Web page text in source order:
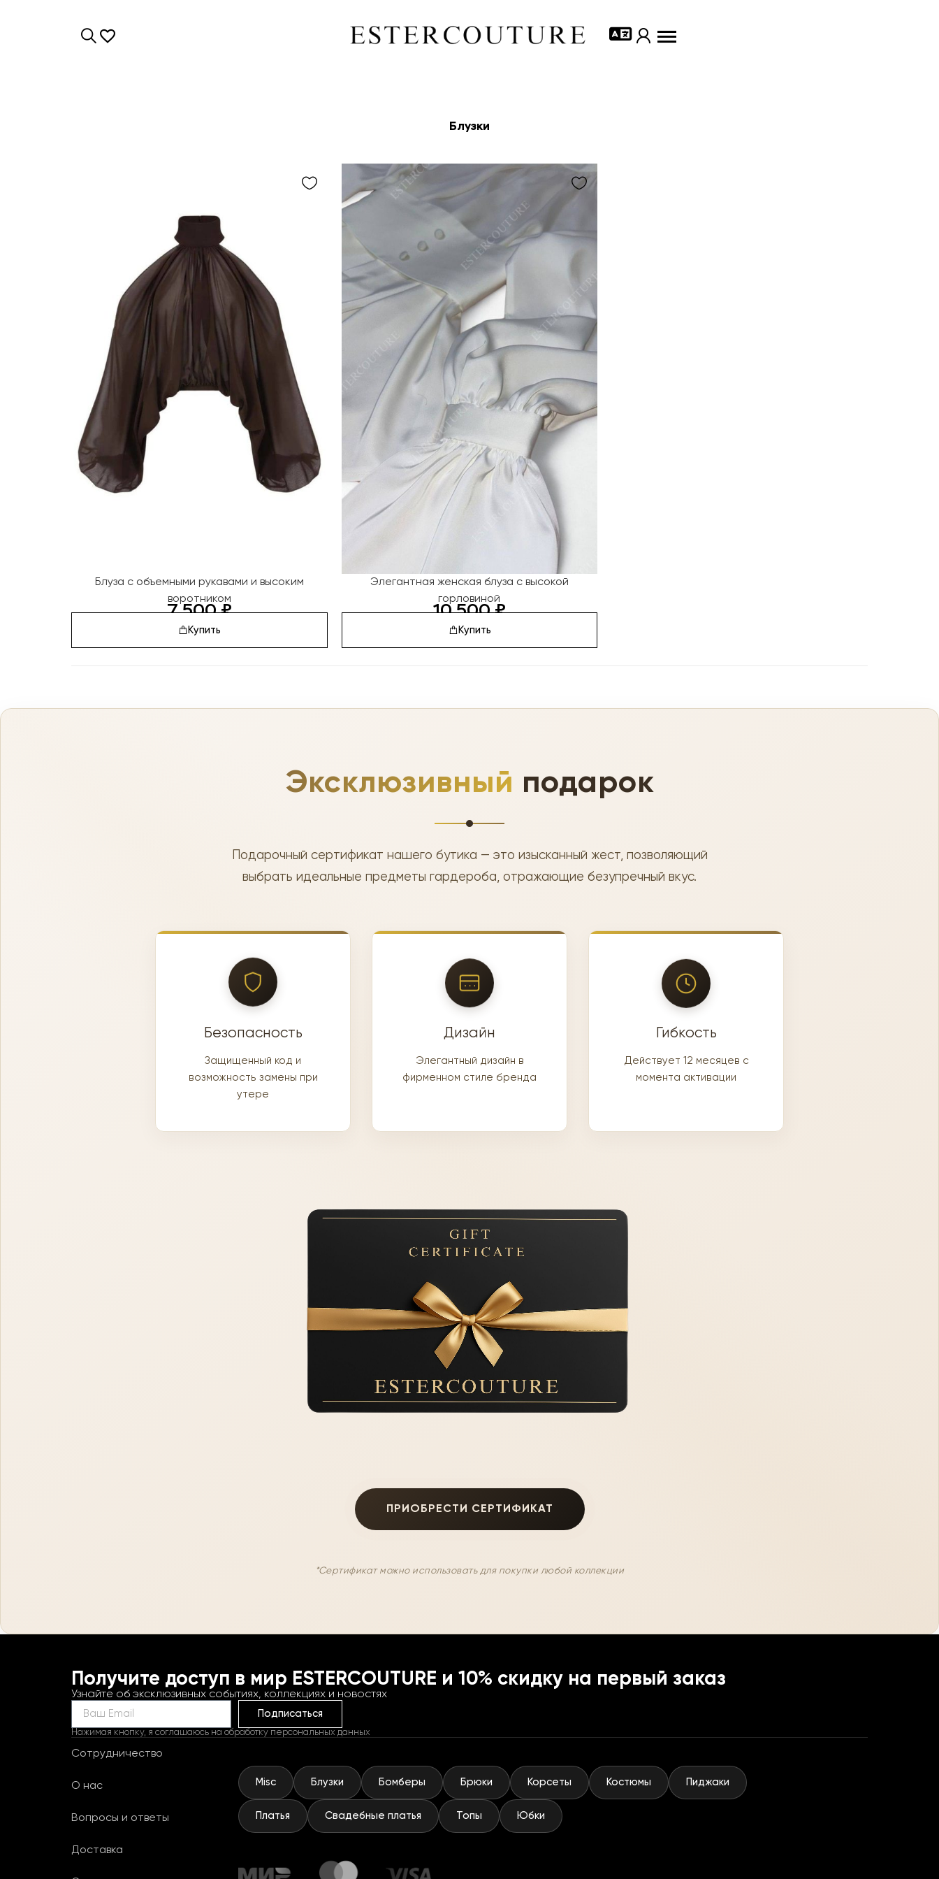
Блузки
Блуза с объемными рукавами и высоким
воротником
7 500₽
Купить
Элегантная женская блуза с высокой
горловиной
10 500₽
Купить
Эксклюзивный подарок
Подарочный сертификат нашего бутика — это изысканный жест, позволяющий
выбрать идеальные предметы гардероба, отражающие безупречный вкус.
Безопасность
Защищенный код и
возможность замены при
утере
Дизайн
Элегантный дизайн в
фирменном стиле бренда
Гибкость
Действует 12 месяцев с
момента активации
ПРИОБРЕСТИ СЕРТИФИКАТ
*Сертификат можно использовать для покупки любой коллекции
Получите доступ в мир ESTERCOUTURE и 10% скидку на первый заказ
Узнайте об эксклюзивных событиях, коллекциях и новостях
Подписаться
Нажимая кнопку, я соглашаюсь на обработку персональных данных
Сотрудничество
О нас
Вопросы и ответы
Доставка
Misc Блузки Бомберы Брюки Корсеты Костюмы Пиджаки
Платья Свадебные платья Топы Юбки